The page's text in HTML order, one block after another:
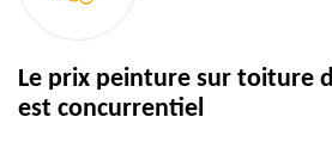
Le prix peinture sur toiture
est concurrentiel